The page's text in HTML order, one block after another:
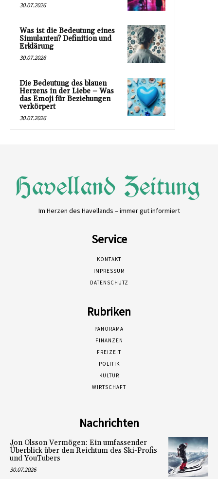
30.07.2026
Was ist die Bedeutung eines
Simulanten? Definition und
Erklärung
30.07.2026
Die Bedeutung des blauen
Herzens in der Liebe – Was
das Emoji für Beziehungen
verkörpert
30.07.2026
Im Herzen des Havellands – immer gut informiert
Service
KONTAKT
IMPRESSUM
DATENSCHUTZ
Rubriken
PANORAMA
FINANZEN
FREIZEIT
POLITIK
KULTUR
WIRTSCHAFT
Nachrichten
Jon Olsson Vermögen: Ein umfassender
Überblick über den Reichtum des Ski-Profis
und YouTubers
30.07.2026